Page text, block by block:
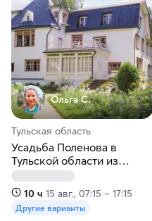
Ольга С.
Тульская область
Усадьба Поленова в
Тульской области из
Москвы
10 ч 15 авг., 07:15 – 17:15
Другие варианты